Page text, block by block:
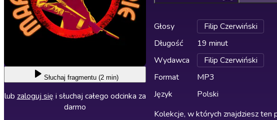
Słuchaj fragmentu (2 min)
lub zaloguj się i słuchaj całego odcinka za
darmo
Głosy
Filip Czerwiński
Długość
19 minut
Wydawca
Filip Czerwiński
Format
MP3
Język
Polski
Kolekcje, w których znajdziesz ten